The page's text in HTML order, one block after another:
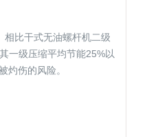
相比干式无油螺杆机二级
一级压缩平均节能25%以
灼伤的风险。